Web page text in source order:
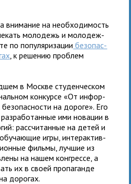
вни­ма­ние на необ­хо­ди­мость
моло­дежь и моло­деж­
по популя­ри­за­ции без­опас­
, к реше­нию про­блем
в Москве сту­ден­че­ском
кон­курсе «От инфор­
на дороге». Его
ими нова­ции в
рас­счи­тан­ные на детей и
игры, интер­ак­тив­
фильмы, луч­шие из
на нашем конгрессе, а
их в своей про­па­ганде
дорогах.